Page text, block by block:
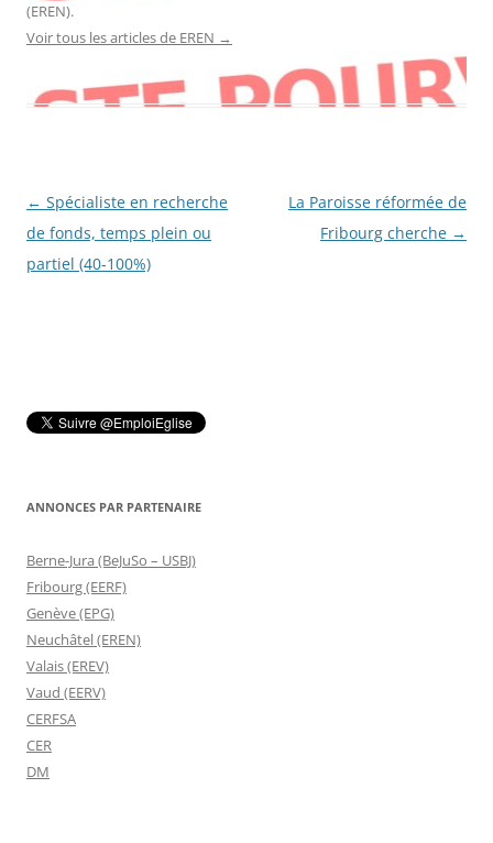
(EREN).
Voir tous les articles de EREN →
Navigation
des
articles
← Spécialiste en recherche
de fonds, temps plein ou
partiel (40-100%)
La Paroisse réformée de
Fribourg cherche →
ANNONCES PAR PARTENAIRE
Berne-Jura (BeJuSo – USBJ)
Fribourg (EERF)
Genève (EPG)
Neuchâtel (EREN)
Valais (EREV)
Vaud (EERV)
CERFSA
CER
DM